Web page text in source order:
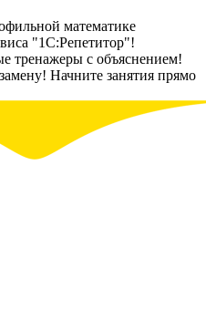
математике
"1С:Репетитор"!
тренажеры с объяснением!
Начните занятия прямо